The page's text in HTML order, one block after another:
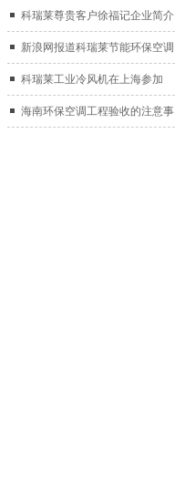
科瑞莱尊贵客户徐福记企业简介
新浪网报道科瑞莱节能环保空调
扇
科瑞莱工业冷风机在上海参加
2017中国制冷展
海南环保空调工程验收的注意事